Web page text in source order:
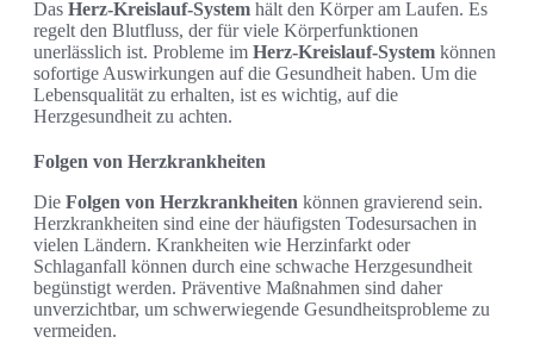
Das Herz-Kreislauf-System hält den Körper am Laufen. Es
regelt den Blutfluss, der für viele Körperfunktionen
unerlässlich ist. Probleme im Herz-Kreislauf-System können
sofortige Auswirkungen auf die Gesundheit haben. Um die
Lebensqualität zu erhalten, ist es wichtig, auf die
Herzgesundheit zu achten.
Folgen von Herzkrankheiten
Die Folgen von Herzkrankheiten können gravierend sein.
Herzkrankheiten sind eine der häufigsten Todesursachen in
vielen Ländern. Krankheiten wie Herzinfarkt oder
Schlaganfall können durch eine schwache Herzgesundheit
begünstigt werden. Präventive Maßnahmen sind daher
unverzichtbar, um schwerwiegende Gesundheitsprobleme zu
vermeiden.